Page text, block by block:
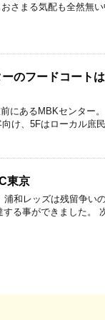
さまる気配も全然無
のフードコート
にあるMBKセンター
け、5Fはローカル庶
東京
和レッズは残留争い
る事ができました。